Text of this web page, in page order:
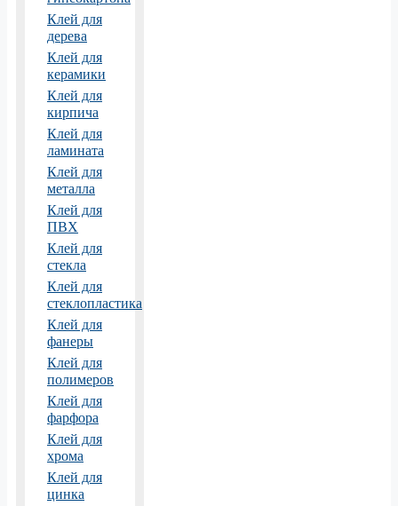
Клей для
дерева
Клей для
керамики
Клей для
кирпича
Клей для
ламината
Клей для
металла
Клей для
ПВХ
Клей для
стекла
Клей для
стеклопластика
Клей для
фанеры
Клей для
полимеров
Клей для
фарфора
Клей для
хрома
Клей для
цинка